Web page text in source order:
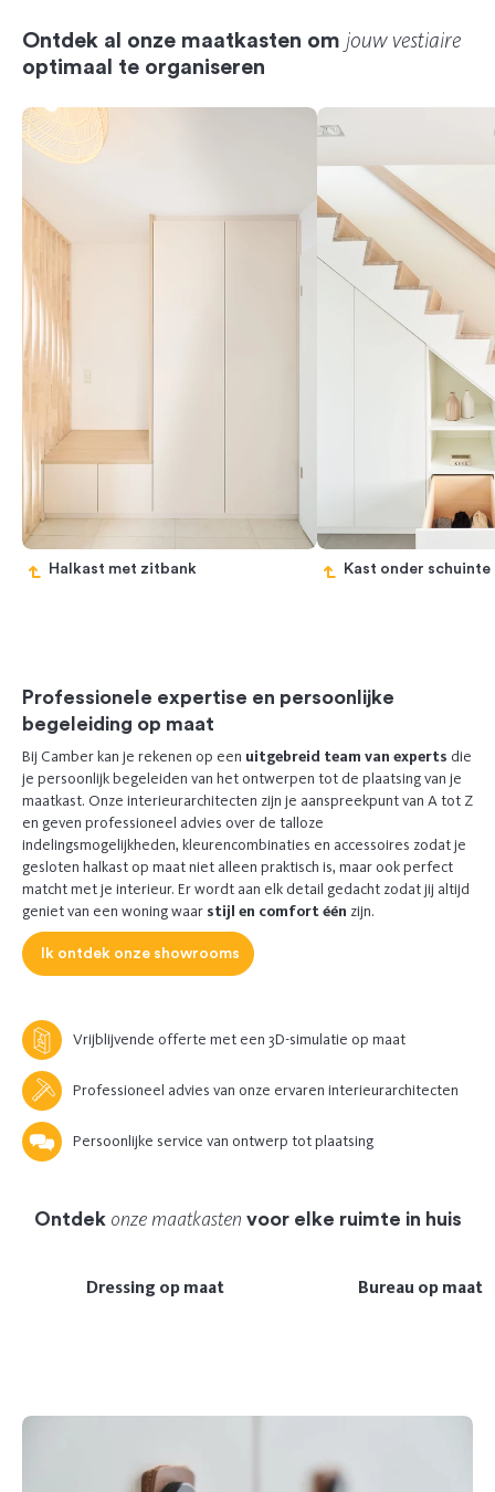
Ontdek al onze maatkasten om jouw vestiaire
optimaal te organiseren
Halkast met zitbank Kast onder schuinte
Professionele expertise en persoonlijke
begeleiding op maat
Bij Camber kan je rekenen op een uitgebreid team van experts die
je persoonlijk begeleiden van het ontwerpen tot de plaatsing van je
maatkast. Onze interieurarchitecten zijn je aanspreekpunt van A tot Z
en geven professioneel advies over de talloze
indelingsmogelijkheden, kleurencombinaties en accessoires zodat je
gesloten halkast op maat niet alleen praktisch is, maar ook perfect
matcht met je interieur. Er wordt aan elk detail gedacht zodat jij altijd
geniet van een woning waar stijl en comfort één zijn.
Ik ontdek onze showrooms
Vrijblijvende offerte met een 3D-simulatie op maat
Professioneel advies van onze ervaren interieurarchitecten
Persoonlijke service van ontwerp tot plaatsing
Ontdek onze maatkasten voor elke ruimte in huis
Dressing op maat Bureau op maat